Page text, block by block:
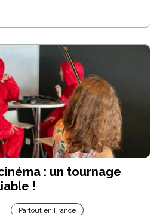
: un tournage
!
Partout en France